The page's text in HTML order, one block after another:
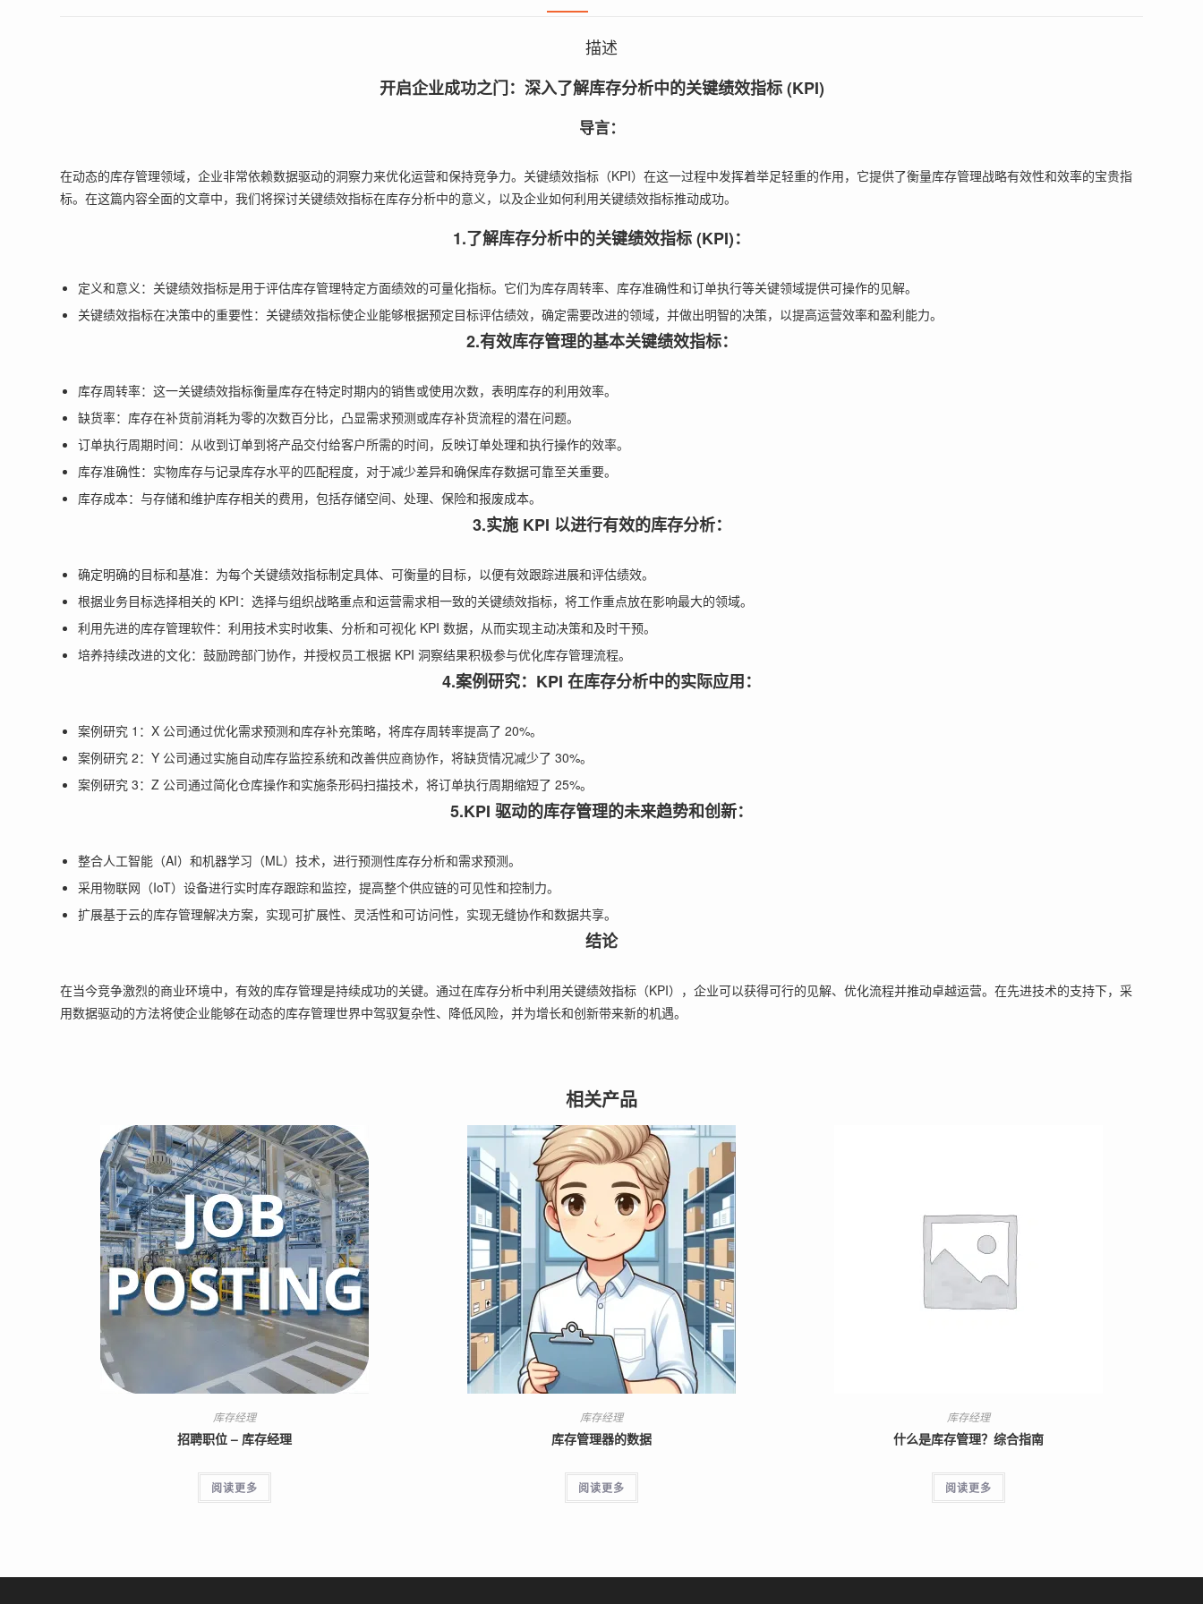
描述
开启企业成功之门：深入了解库存分析中的关键绩效指标 (KPI)
导言：
在动态的库存管理领域，企业非常依赖数据驱动的洞察力来优化运营和保持竞争力。关键绩效指标（KPI）在这一过程中发挥着举足轻重的作用，它提供了衡量库存管理战略有效性和效率的宝贵指
标。在这篇内容全面的文章中，我们将探讨关键绩效指标在库存分析中的意义，以及企业如何利用关键绩效指标推动成功。
1.了解库存分析中的关键绩效指标 (KPI)：
定义和意义：关键绩效指标是用于评估库存管理特定方面绩效的可量化指标。它们为库存周转率、库存准确性和订单执行等关键领域提供可操作的见解。
关键绩效指标在决策中的重要性：关键绩效指标使企业能够根据预定目标评估绩效，确定需要改进的领域，并做出明智的决策，以提高运营效率和盈利能力。
2.有效库存管理的基本关键绩效指标：
库存周转率：这一关键绩效指标衡量库存在特定时期内的销售或使用次数，表明库存的利用效率。
缺货率：库存在补货前消耗为零的次数百分比，凸显需求预测或库存补货流程的潜在问题。
订单执行周期时间：从收到订单到将产品交付给客户所需的时间，反映订单处理和执行操作的效率。
库存准确性：实物库存与记录库存水平的匹配程度，对于减少差异和确保库存数据可靠至关重要。
库存成本：与存储和维护库存相关的费用，包括存储空间、处理、保险和报废成本。
3.实施 KPI 以进行有效的库存分析：
确定明确的目标和基准：为每个关键绩效指标制定具体、可衡量的目标，以便有效跟踪进展和评估绩效。
根据业务目标选择相关的 KPI：选择与组织战略重点和运营需求相一致的关键绩效指标，将工作重点放在影响最大的领域。
利用先进的库存管理软件：利用技术实时收集、分析和可视化 KPI 数据，从而实现主动决策和及时干预。
培养持续改进的文化：鼓励跨部门协作，并授权员工根据 KPI 洞察结果积极参与优化库存管理流程。
4.案例研究：KPI 在库存分析中的实际应用：
案例研究 1：X 公司通过优化需求预测和库存补充策略，将库存周转率提高了 20%。
案例研究 2：Y 公司通过实施自动库存监控系统和改善供应商协作，将缺货情况减少了 30%。
案例研究 3：Z 公司通过简化仓库操作和实施条形码扫描技术，将订单执行周期缩短了 25%。
5.KPI 驱动的库存管理的未来趋势和创新：
整合人工智能（AI）和机器学习（ML）技术，进行预测性库存分析和需求预测。
采用物联网（IoT）设备进行实时库存跟踪和监控，提高整个供应链的可见性和控制力。
扩展基于云的库存管理解决方案，实现可扩展性、灵活性和可访问性，实现无缝协作和数据共享。
结论
在当今竞争激烈的商业环境中，有效的库存管理是持续成功的关键。通过在库存分析中利用关键绩效指标（KPI），企业可以获得可行的见解、优化流程并推动卓越运营。在先进技术的支持下，采
用数据驱动的方法将使企业能够在动态的库存管理世界中驾驭复杂性、降低风险，并为增长和创新带来新的机遇。
相关产品
库存经理
招聘职位 – 库存经理
阅读更多
库存经理
库存管理器的数据
阅读更多
库存经理
什么是库存管理？综合指南
阅读更多